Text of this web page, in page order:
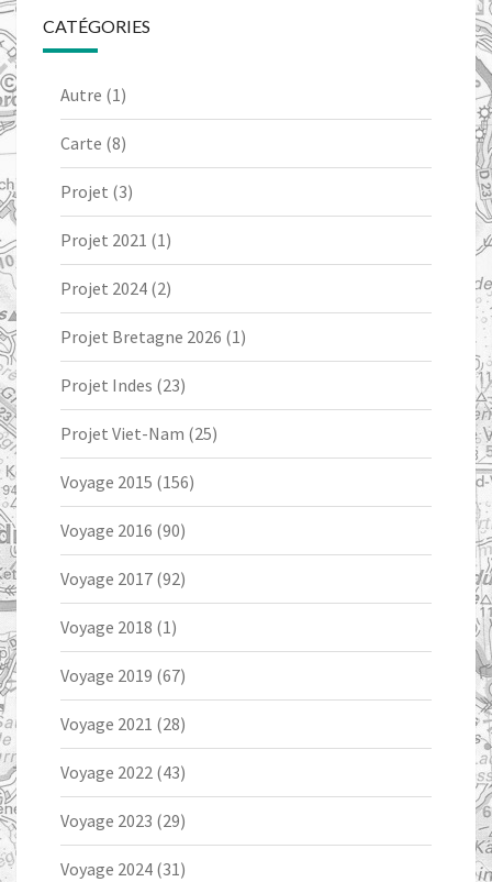
CATÉGORIES
Autre (1)
Carte (8)
Projet (3)
Projet 2021 (1)
Projet 2024 (2)
Projet Bretagne 2026 (1)
Projet Indes (23)
Projet Viet-Nam (25)
Voyage 2015 (156)
Voyage 2016 (90)
Voyage 2017 (92)
Voyage 2018 (1)
Voyage 2019 (67)
Voyage 2021 (28)
Voyage 2022 (43)
Voyage 2023 (29)
Voyage 2024 (31)